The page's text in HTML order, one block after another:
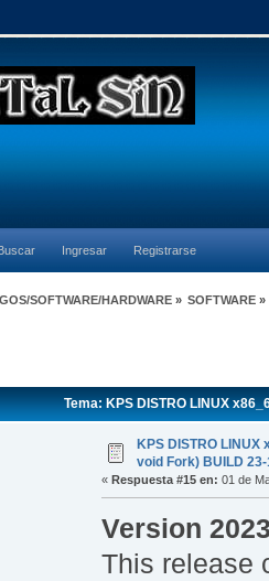
Ingresar Registrarse
SOFTWARE/HARDWARE» SOFTWARE»
Tema: KPS DISTRO LINUX
KPS DISTRO LINUX
void Fork) BUILD
« Respuesta #15 en: 01 de
Version
This release